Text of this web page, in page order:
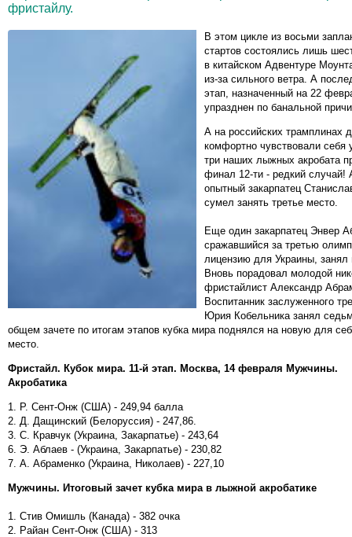
фристайлу.
В этом цикле из восьми
стартов состоялись лишь
в китайском Адвентуре
из-за сильного ветра. А
этап, назначенный на 22
упразднен по банальной
А на российских трамплинах
комфортно чувствовали себя
три наших лыжных акробата
финал 12-ти - редкий случай!
опытный закарпатец
сумел занять третье место.
Еще один закарпатец Энвер
сражавшийся за третью
лицензию для Украины, занял
Вновь порадовал молодой
фристайлист Александр
Воспитанник заслуженного
Юрия Кобельника занял
общем зачете по итогам этапов кубка мира поднялся на новую для
место.
Фристайл. Кубок мира. 11-й этап. Москва, 14 февраля Мужчины.
Акробатика
1. Р. Сент-Онж (США) - 249,94 балла
2. Д. Дащинский (Белоруссия) - 247,86.
3. С. Кравчук (Украина, Закарпатье) - 243,64
6. Э. Аблаев - (Украина, Закарпатье) - 230,82
7. А. Абраменко (Украина, Николаев) - 227,10
Мужчины. Итоговый зачет кубка мира в лыжной акробатике
1. Стив Омишль (Канада) - 382 очка
2. Райан Сент-Онж (США) - 313